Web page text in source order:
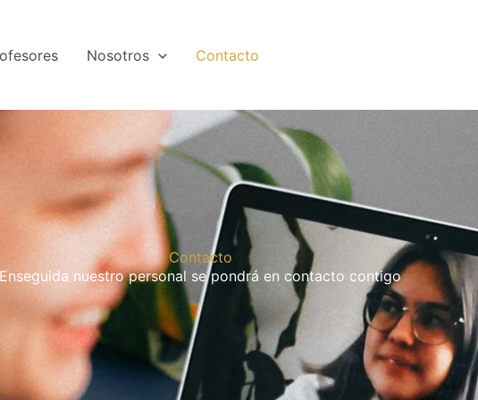
Nosotros Contacto
Contacto
Enseguida nuestro personal se pondrá en contacto contigo